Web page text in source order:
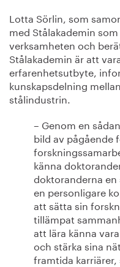
Lotta Sörlin, som
med Stålakademin
verksamheten och
Stålakademin är att
erfarenhetsutbyte,
kunskapsdelning
stålindustrin.
– Genom en
bild av pågående
känna
doktoranderna
en personligare
att sätta sin
tillämpat
att lära känna
och stärka sina
framtida